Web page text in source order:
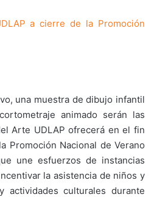
a cierre de la Promoción
una muestra de dibujo infantil
animado serán las
Arte UDLAP ofrecerá en el fin
Promoción Nacional de Verano
une esfuerzos de instancias
la asistencia de niños y
actividades culturales durante